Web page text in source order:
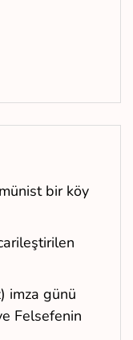
bir köy
imza günü
Felsefenin